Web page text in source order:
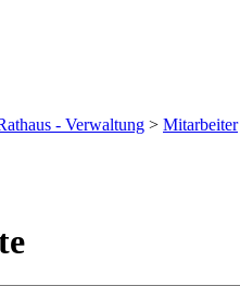
- Verwaltung > Mitarbeiter